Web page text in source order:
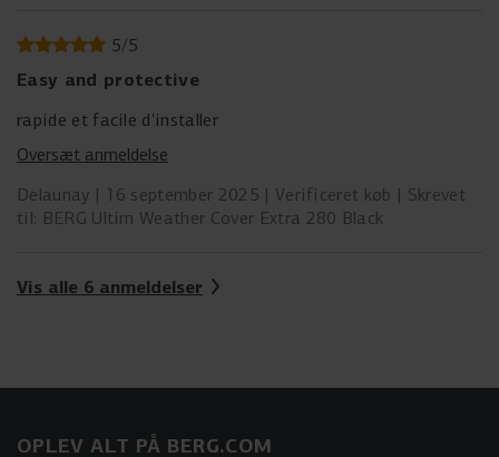
5/5
Easy and protective
rapide et facile d'installer
Oversæt anmeldelse
Delaunay
16 september 2025 Verificeret køb
Skrevet
til: BERG Ultim Weather Cover Extra 280 Black
Vis alle 6 anmeldelser
OPLEV ALT PÅ BERG.COM